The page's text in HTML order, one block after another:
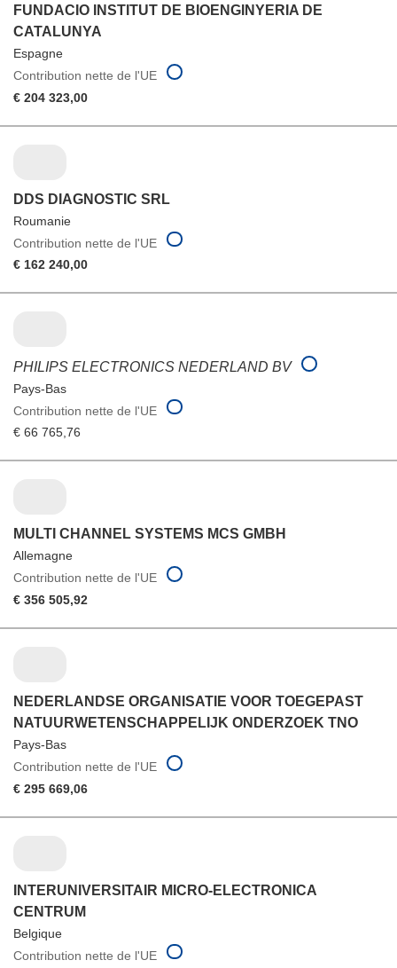
FUNDACIO INSTITUT DE BIOENGINYERIA DE
CATALUNYA
Espagne
Contribution nette de l'UE
€ 204 323,00
DDS DIAGNOSTIC SRL
Roumanie
Contribution nette de l'UE
€ 162 240,00
PHILIPS ELECTRONICS NEDERLAND BV
Pays-Bas
Contribution nette de l'UE
€ 66 765,76
MULTI CHANNEL SYSTEMS MCS GMBH
Allemagne
Contribution nette de l'UE
€ 356 505,92
NEDERLANDSE ORGANISATIE VOOR TOEGEPAST
NATUURWETENSCHAPPELIJK ONDERZOEK TNO
Pays-Bas
Contribution nette de l'UE
€ 295 669,06
INTERUNIVERSITAIR MICRO-ELECTRONICA
CENTRUM
Belgique
Contribution nette de l'UE